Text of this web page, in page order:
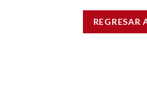
REGRESAR